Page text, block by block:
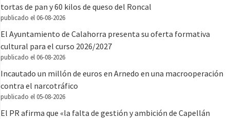
tortas de pan y 60 kilos de queso del Roncal
publicado el 06-08-2026
El Ayuntamiento de Calahorra presenta su oferta formativa
cultural para el curso 2026/2027
publicado el 06-08-2026
Incautado un millón de euros en Arnedo en una macrooperación
contra el narcotráfico
publicado el 05-08-2026
El PR afirma que «la falta de gestión y ambición de Capellán